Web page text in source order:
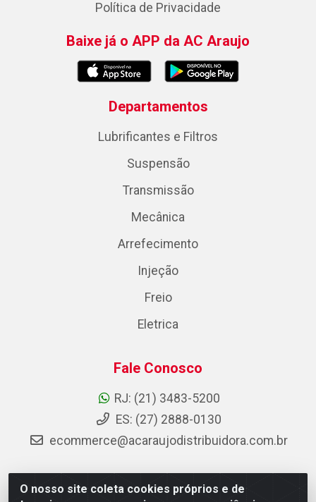
O nosso site coleta cookies próprios e de
Política de Privacidade
Baixe já o APP da AC Araujo
Departamentos
Lubrificantes e Filtros
Suspensão
Transmissão
Mecânica
Arrefecimento
Injeção
Freio
Eletrica
Fale Conosco
RJ: (21) 3483-5200
ES: (27) 2888-0130
ecommerce@acaraujodistribuidora.com.br
AC Araujo Distribuidora - Rua Carneiro de Campos, 42 -